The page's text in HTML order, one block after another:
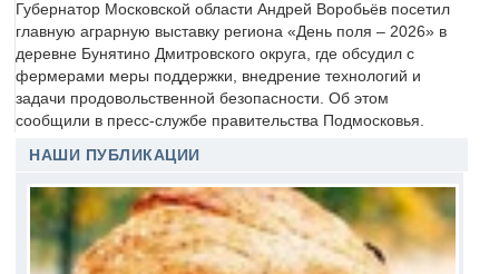
Губернатор Московской области Андрей Воробьёв посетил
главную аграрную выставку региона «День поля – 2026» в
деревне Бунятино Дмитровского округа, где обсудил с
фермерами меры поддержки, внедрение технологий и
задачи продовольственной безопасности. Об этом
сообщили в пресс-службе правительства Подмосковья.
НАШИ ПУБЛИКАЦИИ